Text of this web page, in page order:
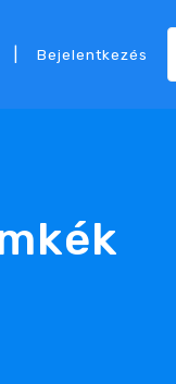
Bejelentkezés